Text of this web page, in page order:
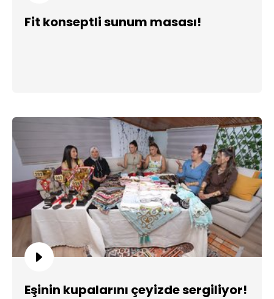
Fit konseptli sunum masası!
Eşinin kupalarını çeyizde sergiliyor!